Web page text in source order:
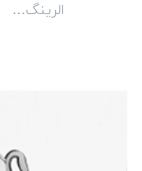
الرینگ…